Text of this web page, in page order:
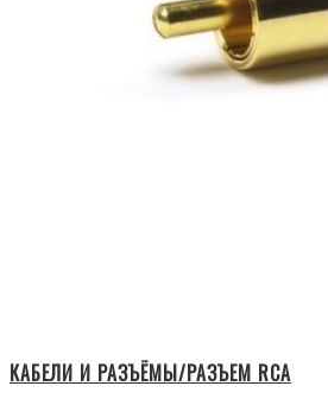
КАБЕЛИ И РАЗЪЁМЫ/РАЗЪЕМ RCA